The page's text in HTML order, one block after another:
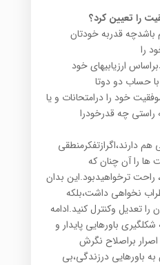
را تعیین کرد؟
قدربه خودتان
را
ارزیابیهای خود
حساب دو دوتا
خود را درامتحانات و یا
چه قدرخودرا
هم دارند،اگرازتفکرمنطقی
ها را آن چنان که
راحت ترخواهیدبود.این بدان
نخواهی داشت،بلکه
را تعدیل وکنترل کنید.ادامه
باورهایی پایدار و
براصلاح نگرش
باورهایی درزندگی،بی